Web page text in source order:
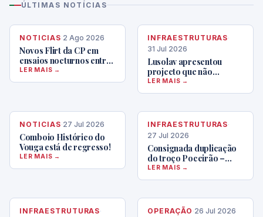
ÚLTIMAS NOTÍCIAS
NOTICIAS·2 Ago 2026
Novos Flirt da CP em
ensaios nocturnos entre
Entroncamento e
Castanheira, com
LER MAIS →
INFRAESTRUTURAS·
31 Jul 2026
Lusolav apresentou
projecto que não
respeita caderno de
encargos
LER MAIS →
NOTICIAS·27 Jul 2026
Comboio Histórico do
Vouga está de regresso!
LER MAIS →
INFRAESTRUTURAS·
27 Jul 2026
Consignada duplicação
do troço Poceirão –
Bombel
LER MAIS →
INFRAESTRUTURAS·
OPERAÇÃO ·26 Jul 2026